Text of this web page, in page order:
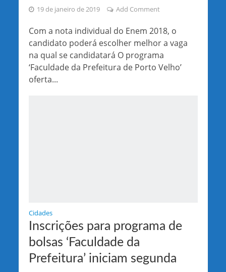
19 de janeiro de 2019 Add Comment
Com a nota individual do Enem 2018, o
candidato poderá escolher melhor a vaga
na qual se candidatará O programa
‘Faculdade da Prefeitura de Porto Velho’
oferta...
Cidades
Inscrições para programa de
bolsas ‘Faculdade da
Prefeitura’ iniciam segunda